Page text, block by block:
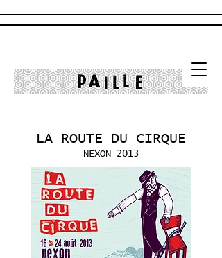
LA ROUTE DU CIRQUE
NEXON 2013